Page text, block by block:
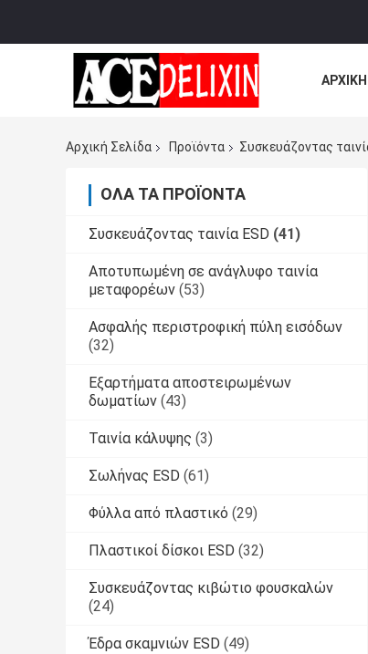
Αρχική Σελίδα
Προϊόντα Συσκευάζοντας
ΌΛΑ ΤΑ ΠΡΟΪΌΝΤΑ
Συσκευάζοντας ταινία ESD (41)
Αποτυπωμένη σε ανάγλυφο ταινία
μεταφορέων (53)
Ασφαλής περιστροφική πύλη εισόδων
(32)
Εξαρτήματα αποστειρωμένων
δωματίων (43)
Ταινία κάλυψης (3)
Σωλήνας ESD (61)
Φύλλα από πλαστικό (29)
Πλαστικοί δίσκοι ESD (32)
Συσκευάζοντας κιβώτιο φουσκαλών
(24)
Έδρα σκαμνιών ESD (49)